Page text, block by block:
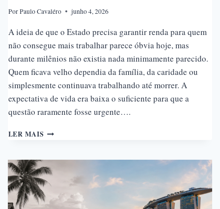
PorPaulo Cavaléro junho 4, 2026
A ideia de que o Estado precisa garantir renda para quem
não consegue mais trabalhar parece óbvia hoje, mas
durante milênios não existia nada minimamente parecido.
Quem ficava velho dependia da família, da caridade ou
simplesmente continuava trabalhando até morrer. A
expectativa de vida era baixa o suficiente para que a
questão raramente fosse urgente….
LER MAIS
PREVIDÊNCIA
SOCIAL:
DE
BISMARCK
AO